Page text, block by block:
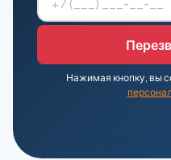
Нажимая кнопку, вы